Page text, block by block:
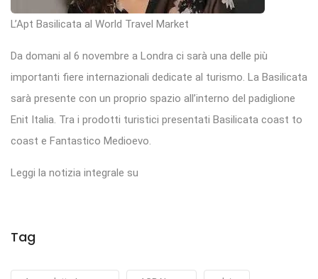
L’Apt Basilicata al World Travel Market
Da domani al 6 novembre a Londra ci sarà una delle più
importanti fiere internazionali dedicate al turismo. La Basilicata
sarà presente con un proprio spazio all’interno del padiglione
Enit Italia. Tra i prodotti turistici presentati Basilicata coast to
coast e Fantastico Medioevo.
Leggi la notizia integrale su
Tag